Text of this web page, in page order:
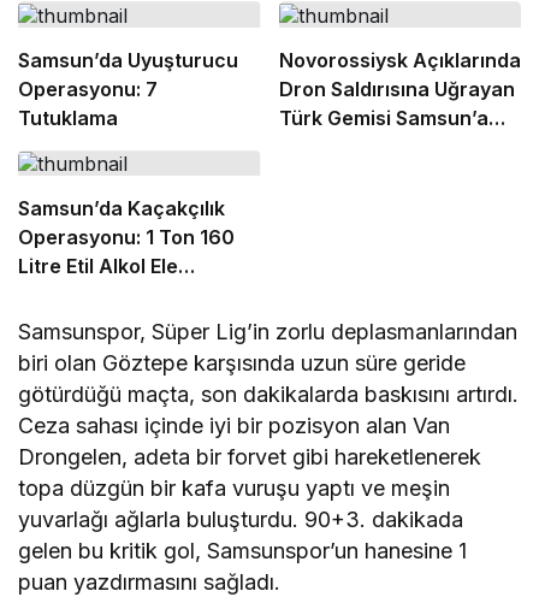
Samsun’da Uyuşturucu
Operasyonu: 7
Tutuklama
Novorossiysk Açıklarında
Dron Saldırısına Uğrayan
Türk Gemisi Samsun’a
Samsun’da Kaçakçılık
Operasyonu: 1 Ton 160
Litre Etil Alkol Ele
Samsunspor, Süper Lig’in zorlu deplasmanlarından
biri olan Göztepe karşısında uzun süre geride
götürdüğü maçta, son dakikalarda baskısını artırdı.
Ceza sahası içinde iyi bir pozisyon alan Van
Drongelen, adeta bir forvet gibi hareketlenerek
topa düzgün bir kafa vuruşu yaptı ve meşin
yuvarlağı ağlarla buluşturdu. 90+3. dakikada
gelen bu kritik gol, Samsunspor’un hanesine 1
puan yazdırmasını sağladı.